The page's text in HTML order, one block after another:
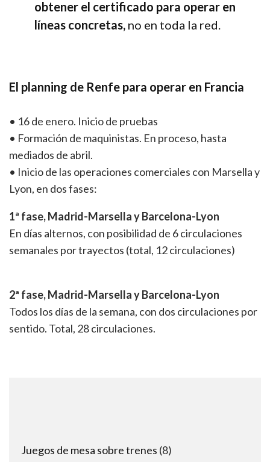
obtener el certificado para operar en
líneas concretas,no en toda la red.
El planning de Renfe para operar en Francia
• 16 de enero. Inicio de pruebas
• Formación de maquinistas. En proceso, hasta
mediados de abril.
• Inicio de las operaciones comerciales con Marsella y
Lyon, en dos fases:
1ª fase, Madrid-Marsella y Barcelona-Lyon
En días alternos, con posibilidad de 6 circulaciones
semanales por trayectos (total, 12 circulaciones)
2ª fase, Madrid-Marsella y Barcelona-Lyon
Todos los días de la semana, con dos circulaciones por
sentido. Total, 28 circulaciones.
Juegos de mesa sobre trenes 88